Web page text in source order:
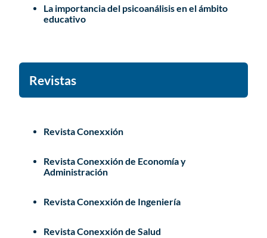
La importancia del psicoanálisis en el ámbito
educativo
Revistas
Revista Conexxión
Revista Conexxión de Economía y
Administración
Revista Conexxión de Ingeniería
Revista Conexxión de Salud